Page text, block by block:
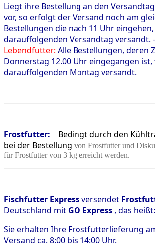
Liegt ihre Bestellung an den
vor, so erfolgt der Versand noch am
Bestellungen die nach 11 Uhr
darauffolgenden Versandtag versandt. -
Lebendfutter: Alle Bestellungen, deren
Donnerstag 12.00 Uhr eingegangen ist,
darauffolgenden Montag versandt.
Frostfutter: Bedingt durch den
bei der Bestellung von Frostfutter und
für Frostfutter von 3 kg erreicht werden.
Fischfutter Expressversendet
Deutschland mit GO Express , das heißt:
Sie erhalten Ihre Frostfutterlieferung
Versand ca. 8:00 bis 14:00 Uhr.